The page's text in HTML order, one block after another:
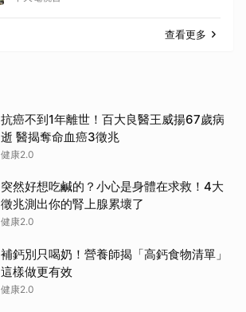
查看更多
抗癌不到1年離世！百大良醫王威揚67歲病
逝 醫揭奪命血癌3徵兆
健康2.0
突然好想吃鹹的？小心是身體在求救！4大
徵兆測出你的腎上腺累壞了
健康2.0
補鈣別只喝奶！營養師揭「高鈣食物清單」
這樣做更有效
健康2.0